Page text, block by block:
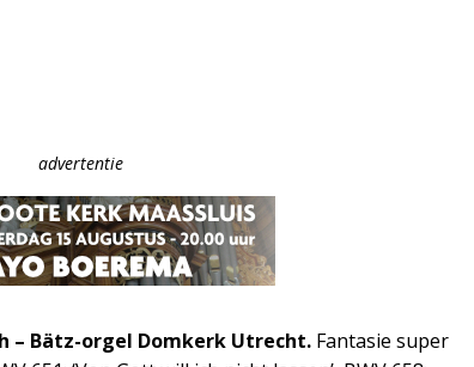
advertentie
– Bätz-orgel Domkerk Utrecht. Fantasie super